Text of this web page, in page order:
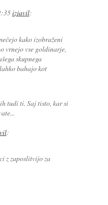
izjavil:
kako izobraženi
vrnejo vse goldinarje,
skupnega
bahajo kot
tudi ti. Saj tisto, kar si
:
z zaposlitvijo za